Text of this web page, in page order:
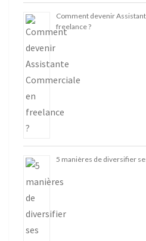
Comment devenir
freelance ?
5 manières de diversifier